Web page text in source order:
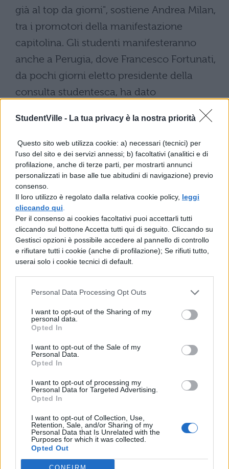
StudentVille - La tua privacy è la nostra priorità
Questo sito web utilizza cookie: a) necessari (tecnici) per
l'uso del sito e dei servizi annessi; b) facoltativi (analitici e di
profilazione, anche di terze parti, per mostrarti annunci
personalizzati in base alle tue abitudini di navigazione) previo
consenso.
Il loro utilizzo è regolato dalla relativa cookie policy, leggi
cliccando qui
Per il consenso ai cookies facoltativi puoi accettarli tutti
cliccando sul bottone Accetta tutti qui di seguito. Cliccando su
Gestisci opzioni è possibile accedere al pannello di controllo
e rifiutare tutti i cookie (anche di profilazione); Se rifiuti tutto,
userai solo i cookie tecnici di default.
Personal Data Processing Opt Outs
I want to opt-out of the Sharing of my
personal data.
Opted In
I want to opt-out of the Sale of my
Personal Data.
Opted In
I want to opt-out of processing my
Personal Data for Targeted Advertising.
Opted In
I want to opt-out of Collection, Use,
Retention, Sale, and/or Sharing of my
Personal Data that Is Unrelated with the
Purposes for which it was collected.
Opted Out
già al top da giorni", sostiene Andrea Milan,
tra i promotori della manifestazione
capitolina. Gli studenti manifesteranno
anche a Perugia, dove Francesco Fortunati,
da pochi giorni eletto presidente della
consulta studentesca, ha dato
appuntamento a tutti per le 8.30 a Piazza
della Resistenza.
Raduni e manifestazioni sono previsti
anche a Firenze, a piazza Strozzi alle 9, dove
"scenderanno in piazza – sottolinea il
promotore della protesta, Marco Mangani –
tutti quegli studenti che non vogliono
indossare etichette politiche, ma solo dire
no agli esami di riparazione e un bel vaffa a
questo ministro".
presso piazza della Resistenza sempre alle
sarà pomeridiano, alle 16 a piazza
movimento di protesta, Gaetano Sciortino,
darà il via ad assemblee permanenti in tutti
le scuole che potrebbero culminare in
autogestioni e occupazioni. Sono state
infine annunciate mobilitazioni anti-Fioroni
anche a Benevento, Brindisi e Gorizia.
www.lastampa.it